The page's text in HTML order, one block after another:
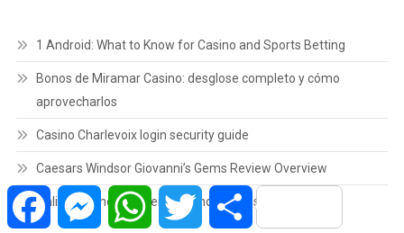
1 Android: What to Know for Casino and Sports Betting
Bonos de Miramar Casino: desglose completo y cómo
aprovecharlos
Casino Charlevoix login security guide
Caesars Windsor Giovanni’s Gems Review Overview
Online Casino NB Overview and Options
Facebook MessengerWhatsAppTwitter Share